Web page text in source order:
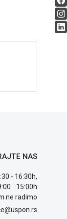
NAS
- 16:30h,
- 15:00h
ne radimo